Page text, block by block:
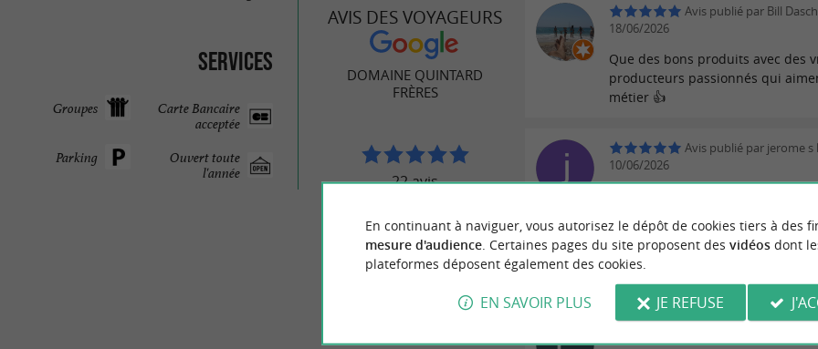
Services
Carte Bancaire
acceptée
Groupes
Ouvert toute
l'année
Parking
AVIS DES VOYAGEURS
DOMAINE QUINTARD
FRÈRES
22 avis
Avis publié par Bill
18/06/2026
Que des bons produits avec des
producteurs passionnés qui
métier 👍
Avis publié par jerome s
10/06/2026
accueillante , très souriante et à
le domaine est toujours aussi
n’hésitez pas , vous ne serez pas
Avis publié par Enzo
06/10/2025
En continuant à naviguer, vous autorisez le dépôt de cookies tiers à des
mesure d'audience. Certaines pages du site proposent des vidéosdont
plateformes déposent également des cookies.
EN SAVOIR PLUS JE REFUSE